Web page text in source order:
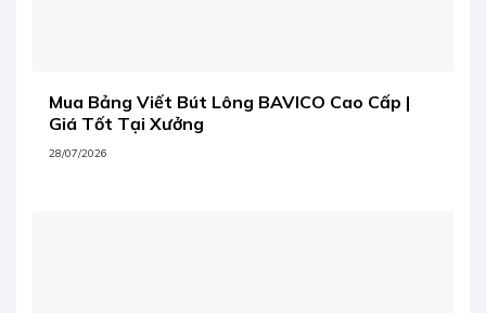
Mua Bảng Viết Bút Lông BAVICO Cao Cấp |
Giá Tốt Tại Xưởng
28/07/2026